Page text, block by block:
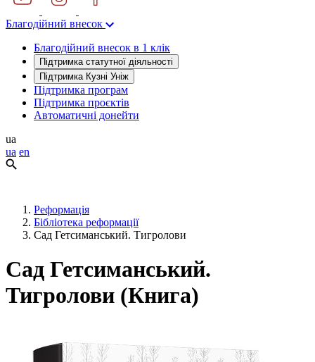
Благодійний внесок
Благодійний внесок в 1 клік
Підтримка статутної діяльності
Підтримка Кузні Уніж
Підтримка програм
Підтримка проєктів
Автоматичні донейти
ua
ua en
Реформація
Бібліотека реформації
Сад Гетсиманський. Тигролови
Сад Гетсиманський.
Тигролови (Книга)